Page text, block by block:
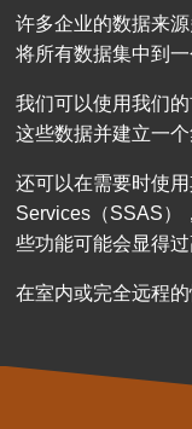
许多企业的数据来
将所有数据集中到一
我们可以使用我们
这些数据并建立一个
还可以在需要时使
Services（SSAS）
些功能可能会显得过
在室内或完全远程